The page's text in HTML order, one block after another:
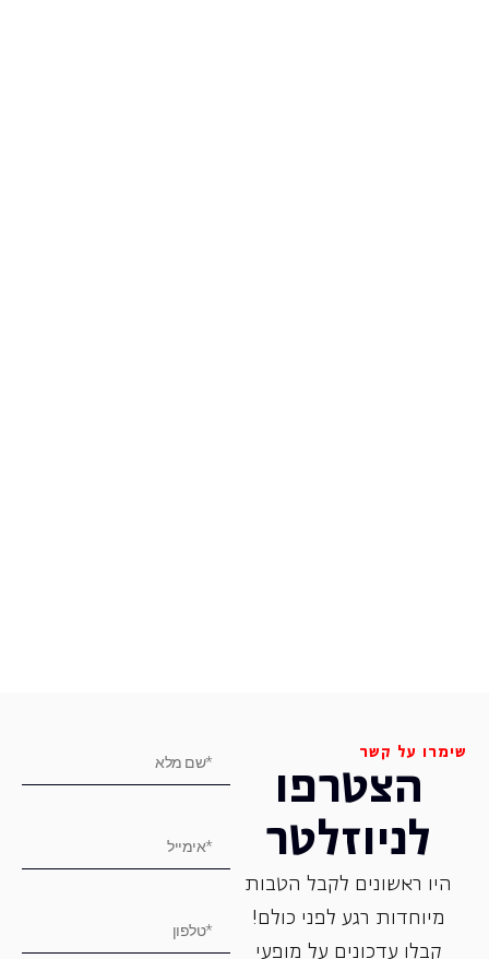
שימרו על קשר
הצטרפו
לניוזלטר
היו ראשונים לקבל הטבות
מיוחדות רגע לפני כולם!
קבלו עדכונים על מופעי